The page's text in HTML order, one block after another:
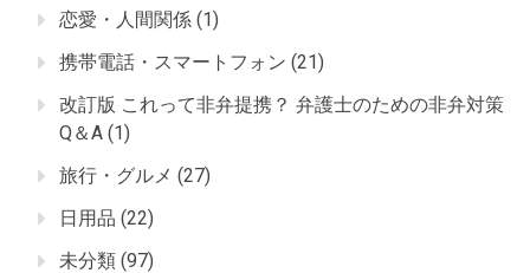
恋愛・人間関係 (1)
携帯電話・スマートフォン (21)
改訂版 これって非弁提携？ 弁護士のための非弁対策
Q＆A (1)
旅行・グルメ (27)
日用品 (22)
未分類 (97)